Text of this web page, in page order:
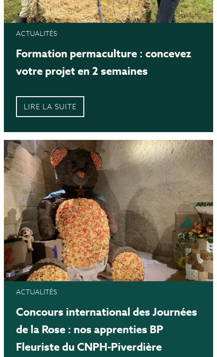
ACTUALITÉS
Formation permaculture : concevez
votre projet en 2 semaines
LIRE LA SUITE
ACTUALITÉS
Concours international des Journées
de la Rose : nos apprenties BP
Fleuriste du CNPH-Piverdière